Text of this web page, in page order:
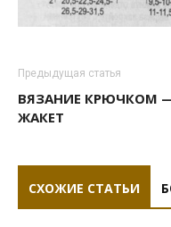
Предыдущая статья
ВЯЗАНИЕ КРЮЧКОМ
ЖАКЕТ
СХОЖИЕ СТАТЬИ